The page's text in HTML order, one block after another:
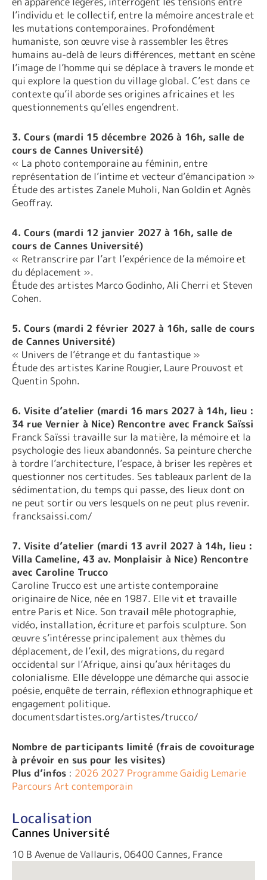
l’individu et le collectif, entre la mémoire ancestrale et
les mutations contemporaines. Profondément
humaniste, son œuvre vise à rassembler les êtres
humains au-delà de leurs différences, mettant en scène
l’image de l’homme qui se déplace à travers le monde et
qui explore la question du village global. C’est dans ce
contexte qu’il aborde ses origines africaines et les
questionnements qu’elles engendrent.
3. Cours (mardi 15 décembre 2026 à 16h, salle de
cours de Cannes Université)
« La photo contemporaine au féminin, entre
représentation de l’intime et vecteur d’émancipation »
Étude des artistes Zanele Muholi, Nan Goldin et Agnès
Geoffray.
4. Cours (mardi 12 janvier 2027 à 16h, salle de
cours de Cannes Université)
« Retranscrire par l’art l’expérience de la mémoire et
du déplacement ».
Étude des artistes Marco Godinho, Ali Cherri et Steven
Cohen.
5. Cours (mardi 2 février 2027 à 16h, salle de cours
de Cannes Université)
« Univers de l’étrange et du fantastique »
Étude des artistes Karine Rougier, Laure Prouvost et
Quentin Spohn.
6. Visite d’atelier (mardi 16 mars 2027 à 14h, lieu :
34 rue Vernier à Nice) Rencontre avec Franck Saïssi
Franck Saïssi travaille sur la matière, la mémoire et la
psychologie des lieux abandonnés. Sa peinture cherche
à tordre l’architecture, l’espace, à briser les repères et
questionner nos certitudes. Ses tableaux parlent de la
sédimentation, du temps qui passe, des lieux dont on
ne peut sortir ou vers lesquels on ne peut plus revenir.
francksaissi.com/
7. Visite d’atelier (mardi 13 avril 2027 à 14h, lieu :
Villa Cameline, 43 av. Monplaisir à Nice) Rencontre
avec Caroline Trucco
Caroline Trucco est une artiste contemporaine
originaire de Nice, née en 1987. Elle vit et travaille
entre Paris et Nice. Son travail mêle photographie,
vidéo, installation, écriture et parfois sculpture. Son
œuvre s’intéresse principalement aux thèmes du
déplacement, de l’exil, des migrations, du regard
occidental sur l’Afrique, ainsi qu’aux héritages du
colonialisme. Elle développe une démarche qui associe
poésie, enquête de terrain, réflexion ethnographique et
engagement politique.
documentsdartistes.org/artistes/trucco/
Nombre de participants limité (frais de covoiturage
à prévoir en sus pour les visites)
Plus d’infos : 2026 2027 Programme Gaidig Lemarie
Parcours Art contemporain
Localisation
Cannes Université
10 B Avenue de Vallauris, 06400 Cannes, France